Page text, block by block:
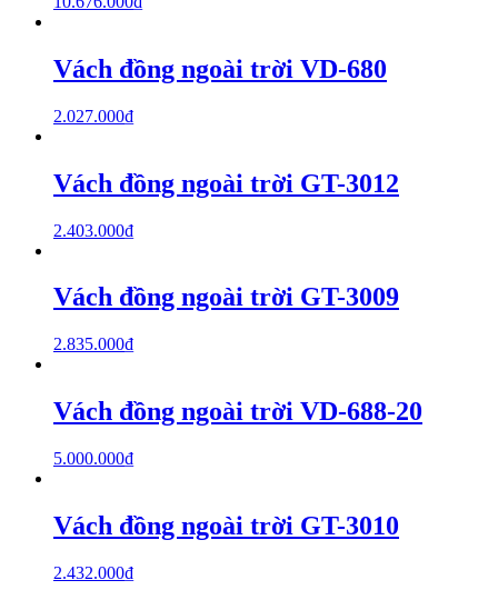
Vách đồng ngoài trời VD-680
2.027.000₫
Vách đồng ngoài trời GT-3012
2.403.000₫
Vách đồng ngoài trời GT-3009
2.835.000₫
Vách đồng ngoài trời VD-688-20
5.000.000₫
Vách đồng ngoài trời GT-3010
2.432.000₫